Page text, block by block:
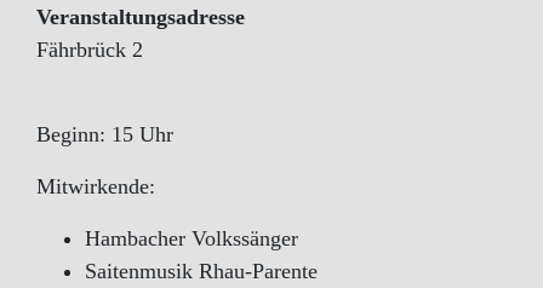
Veranstaltungsadresse
Fährbrück 2
Beginn: 15 Uhr
Mitwirkende:
Hambacher Volkssänger
Saitenmusik Rhau-Parente